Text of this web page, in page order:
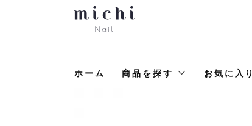
ホーム 商品を探す お気に入り